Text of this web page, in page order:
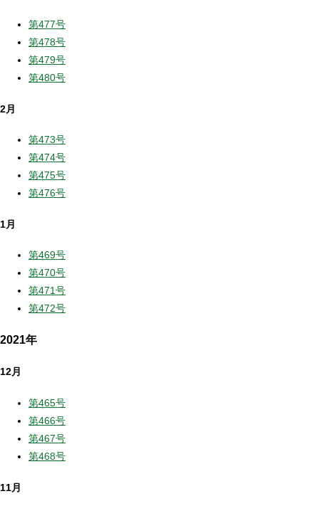
第477号
第478号
第479号
第480号
2月
第473号
第474号
第475号
第476号
1月
第469号
第470号
第471号
第472号
2021年
12月
第465号
第466号
第467号
第468号
11月